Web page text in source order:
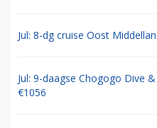
Jul: 8-dg cruise Oost
Jul: 9-daagse Chogogo Dive
€1056